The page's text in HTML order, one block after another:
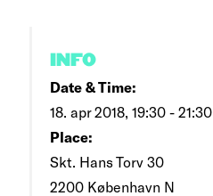
INFO
Date & Time:
18. apr 2018, 19:30 - 21:30
Place:
Skt. Hans Torv 30
2200 København N